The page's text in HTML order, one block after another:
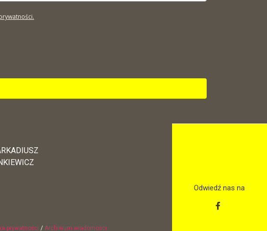
prywatności /Archiwum wiadomości
Odwiedź nas na